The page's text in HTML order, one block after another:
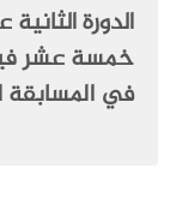
خمسة عشر
في المسابقة